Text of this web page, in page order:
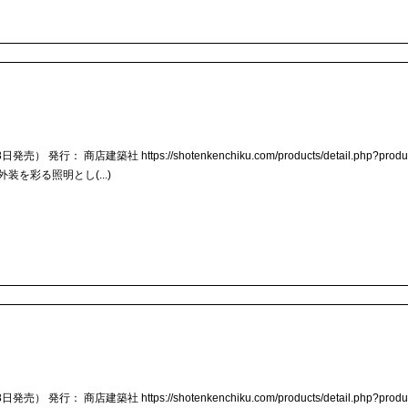
発売） 発行： 商店建築社 https://shotenkenchiku.com/products/
装を彩る照明とし(...)
発売） 発行： 商店建築社 https://shotenkenchiku.com/products/